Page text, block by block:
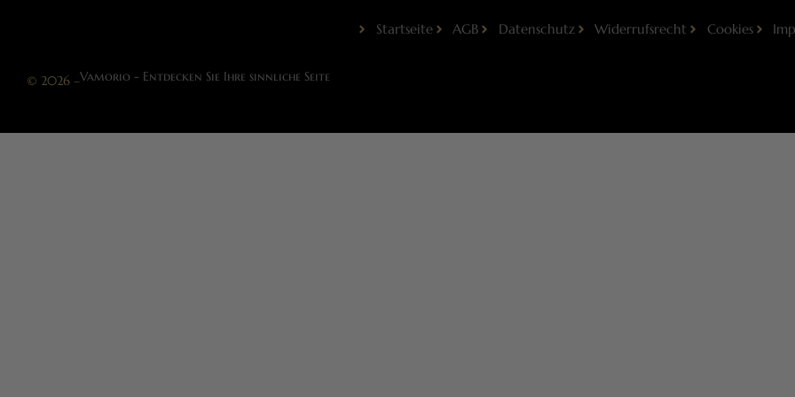
Startseite AGB Datenschutz Widerrufsrecht Cookies
© 2026 –Vamorio - Entdecken Sie Ihre sinnliche Seite